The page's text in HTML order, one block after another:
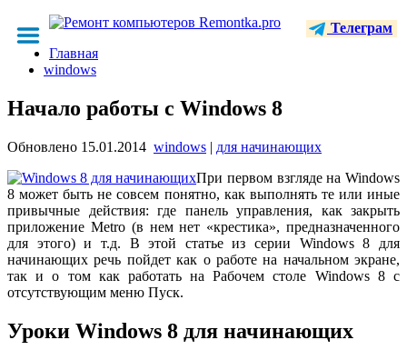
Телеграм
Главная
windows
Начало работы с Windows 8
Обновлено 15.01.2014 windows | для начинающих
При первом взгляде на Windows
8 может быть не совсем понятно, как выполнять те или иные
привычные действия: где панель управления, как закрыть
приложение Metro (в нем нет «крестика», предназначенного
для этого) и т.д. В этой статье из серии Windows 8 для
начинающих речь пойдет как о работе на начальном экране,
так и о том как работать на Рабочем столе Windows 8 с
отсутствующим меню Пуск.
Уроки Windows 8 для начинающих